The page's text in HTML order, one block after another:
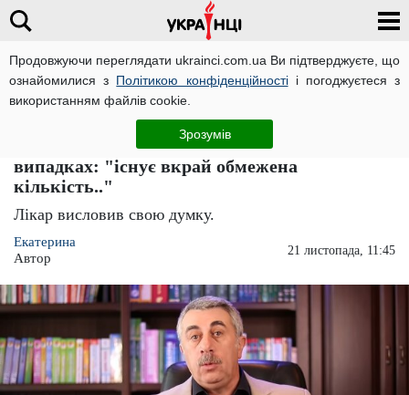
Продовжуючи переглядати ukrainci.com.ua Ви підтверджуєте, що
ознайомилися з Політикою конфіденційностіі погоджуєтеся з
використанням файлів cookie.
Зрозумів
Україна
Доктор Комаровський висловився про
лікування антибіотиками в ковідних
випадках: "існує вкрай обмежена
кількість.."
Лікар висловив свою думку.
Екатерина
Автор
21 листопада, 11:45